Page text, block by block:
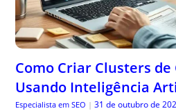
Como Criar Clusters
Usando Inteligência
Especialista em SEO | 31 de outubro de